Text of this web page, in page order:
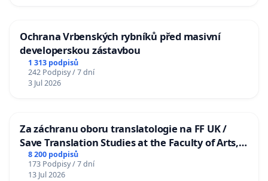
Ochrana Vrbenských rybníků před masivní
developerskou zástavbou
1 313 podpisů
242 Podpisy / 7 dní
3 Jul 2026
Za záchranu oboru translatologie na FF UK /
Save Translation Studies at the Faculty of Arts,
Charles University
8 200 podpisů
173 Podpisy / 7 dní
13 Jul 2026